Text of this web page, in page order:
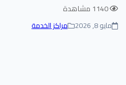
مايو 8, 2026 مراكز الخدمة